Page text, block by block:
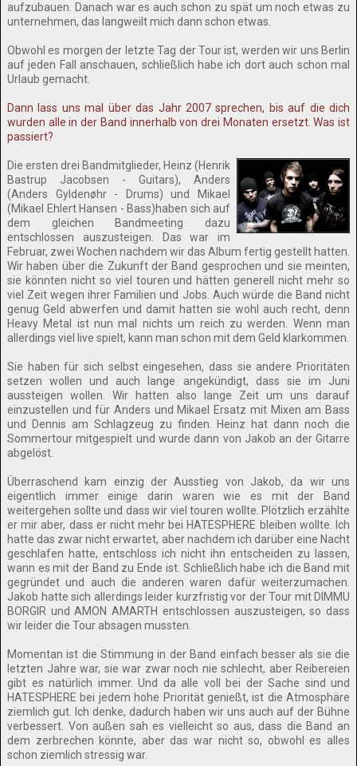
aufzubauen. Danach war es auch schon zu spät um noch etwas zu
unternehmen, das langweilt mich dann schon etwas.
Obwohl es morgen der letzte Tag der Tour ist, werden wir uns Berlin
auf jeden Fall anschauen, schließlich habe ich dort auch schon mal
Urlaub gemacht.
Dann lass uns mal über das Jahr 2007 sprechen, bis auf die dich
wurden alle in der Band innerhalb von drei Monaten ersetzt. Was ist
passiert?
Die ersten drei Bandmitglieder, Heinz (Henrik
Bastrup Jacobsen - Guitars), Anders
(Anders Gyldenøhr - Drums) und Mikael
(Mikael Ehlert Hansen - Bass)haben sich auf
dem gleichen Bandmeeting dazu
entschlossen auszusteigen. Das war im
Februar, zwei Wochen nachdem wir das Album fertig gestellt hatten.
Wir haben über die Zukunft der Band gesprochen und sie meinten,
sie könnten nicht so viel touren und hätten generell nicht mehr so
viel Zeit wegen ihrer Familien und Jobs. Auch würde die Band nicht
genug Geld abwerfen und damit hatten sie wohl auch recht, denn
Heavy Metal ist nun mal nichts um reich zu werden. Wenn man
allerdings viel live spielt, kann man schon mit dem Geld klarkommen.
Sie haben für sich selbst eingesehen, dass sie andere Prioritäten
setzen wollen und auch lange angekündigt, dass sie im Juni
aussteigen wollen. Wir hatten also lange Zeit um uns darauf
einzustellen und für Anders und Mikael Ersatz mit Mixen am Bass
und Dennis am Schlagzeug zu finden. Heinz hat dann noch die
Sommertour mitgespielt und wurde dann von Jakob an der Gitarre
abgelöst.
Überraschend kam einzig der Ausstieg von Jakob, da wir uns
eigentlich immer einige darin waren wie es mit der Band
weitergehen sollte und dass wir viel touren wollte. Plötzlich erzählte
er mir aber, dass er nicht mehr bei HATESPHERE bleiben wollte. Ich
hatte das zwar nicht erwartet, aber nachdem ich darüber eine Nacht
geschlafen hatte, entschloss ich nicht ihn entscheiden zu lassen,
wann es mit der Band zu Ende ist. Schließlich habe ich die Band mit
gegründet und auch die anderen waren dafür weiterzumachen.
Jakob hatte sich allerdings leider kurzfristig vor der Tour mit DIMMU
BORGIR und AMON AMARTH entschlossen auszusteigen, so dass
wir leider die Tour absagen mussten.
Momentan ist die Stimmung in der Band einfach besser als sie die
letzten Jahre war, sie war zwar noch nie schlecht, aber Reibereien
gibt es natürlich immer. Und da alle voll bei der Sache sind und
HATESPHERE bei jedem hohe Priorität genießt, ist die Atmosphäre
ziemlich gut. Ich denke, dadurch haben wir uns auch auf der Bühne
verbessert. Von außen sah es vielleicht so aus, dass die Band an
dem zerbrechen könnte, aber das war nicht so, obwohl es alles
schon ziemlich stressig war.